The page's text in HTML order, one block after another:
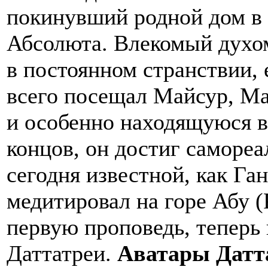
покинувший родной дом в
Абсолюта. Влекомый
в постоянном
всего посещал Майсур,
и особенно находящуюся
концов, он достиг
сегодня известной, как
медитировал на горе Абу
первую проповедь,
Даттатреи. Аватары